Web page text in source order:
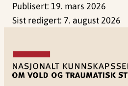
Publisert: 19. mars 2026
Sist redigert: 7. august 2026